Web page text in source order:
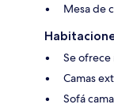
Mesa de
Se ofrece
Camas
Sofá